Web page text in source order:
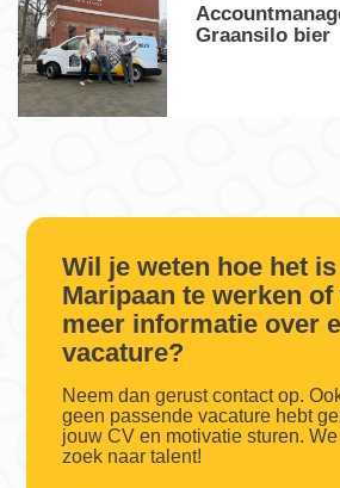
Graansilo bier
Wil je weten hoe het
Maripaan te werken
meer informatie over
vacature?
Neem dan gerust contact op.
geen passende vacature hebt
jouw CV en motivatie sturen.
zoek naar talent!